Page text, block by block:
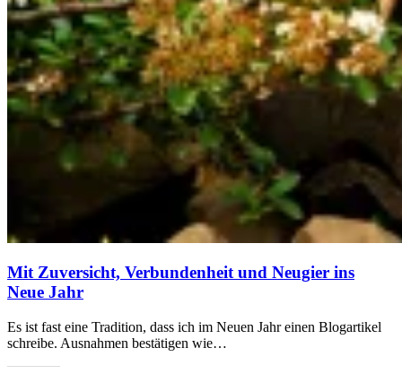
Mit Zuversicht, Verbundenheit und Neugier ins
Neue Jahr
Es ist fast eine Tradition, dass ich im Neuen Jahr einen Blogartikel
schreibe. Ausnahmen bestätigen wie…